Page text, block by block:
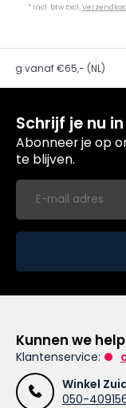
* Incl. btw Excl.
vanaf €65,- (NL)
Schrijf je nu
Abonneer je op
te blijven.
Kunnen we
Klantenservice:
Winkel
050-